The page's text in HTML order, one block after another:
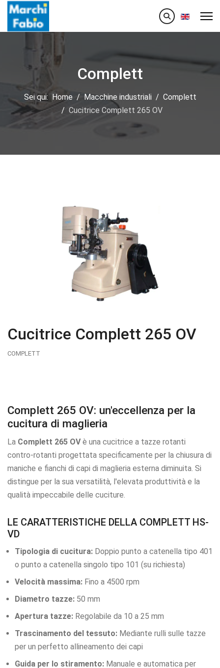
Seleziona
Complett
Sei qui: Home Macchine industriali
Complett
Cucitrice Complett 265 OV
Cucitrice Complett 265 OV
COMPLETT
Complett 265 OV: un'eccellenza per la
cucitura di maglieria
La Complett 265 OVè una cucitrice a tazze rotanti
contro-rotanti progettata specificamente per la chiusura di
maniche e fianchi di capi di maglieria esterna diminuita. Si
distingue per la sua versatilità, l'elevata produttività e la
qualità impeccabile delle cuciture.
LE CARATTERISTICHE DELLA COMPLETT HS-
VD
Tipologia di cucitura: Doppio punto a catenella tipo 401
o punto a catenella singolo tipo 101 (su richiesta)
Velocità massima: Fino a 4500 rpm
Diametro tazze: 50 mm
Apertura tazze: Regolabile da 10 a 25 mm
Trascinamento del tessuto: Mediante rulli sulle tazze
per un perfetto allineamento dei capi
Guida per lo stiramento: Manuale e automatica per